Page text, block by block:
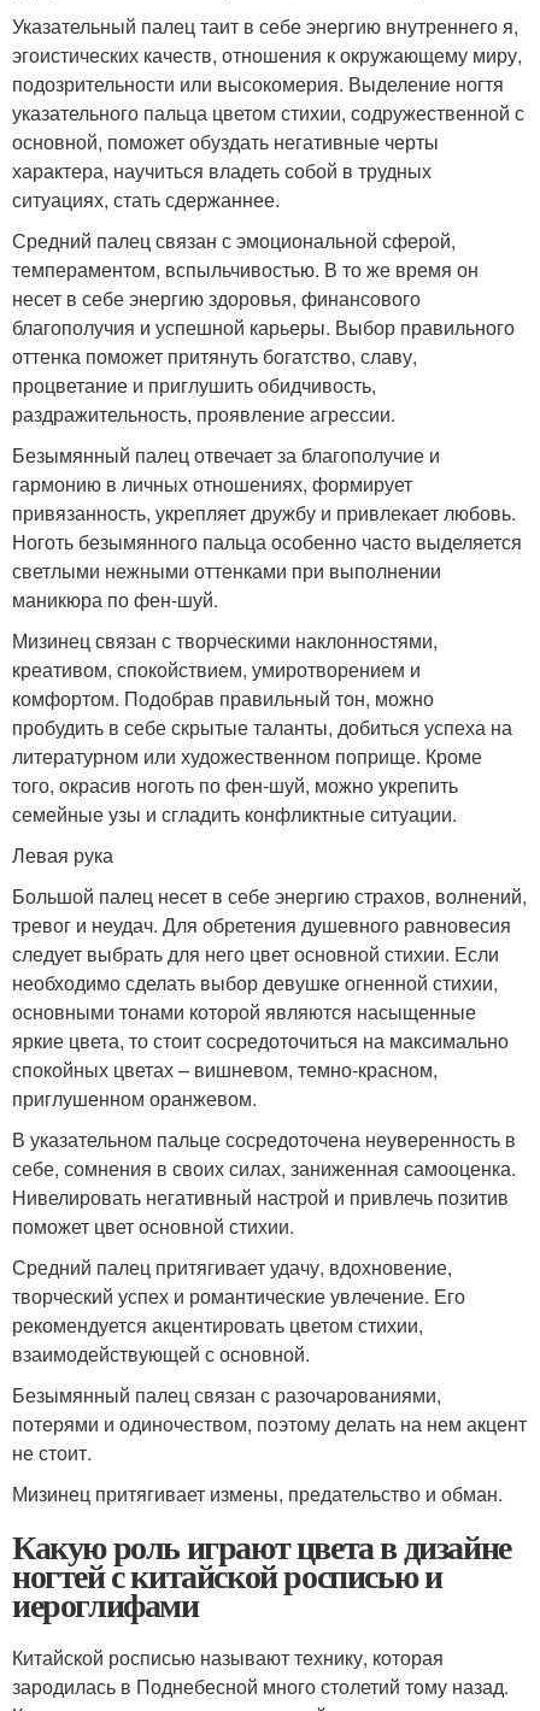
Указательный палец таит в себе энергию внутреннего я,
эгоистических качеств, отношения к окружающему миру,
подозрительности или высокомерия. Выделение ногтя
указательного пальца цветом стихии, содружественной с
основной, поможет обуздать негативные черты
характера, научиться владеть собой в трудных
ситуациях, стать сдержаннее.
Средний палец связан с эмоциональной сферой,
темпераментом, вспыльчивостью. В то же время он
несет в себе энергию здоровья, финансового
благополучия и успешной карьеры. Выбор правильного
оттенка поможет притянуть богатство, славу,
процветание и приглушить обидчивость,
раздражительность, проявление агрессии.
Безымянный палец отвечает за благополучие и
гармонию в личных отношениях, формирует
привязанность, укрепляет дружбу и привлекает любовь.
Ноготь безымянного пальца особенно часто выделяется
светлыми нежными оттенками при выполнении
маникюра по фен-шуй.
Мизинец связан с творческими наклонностями,
креативом, спокойствием, умиротворением и
комфортом. Подобрав правильный тон, можно
пробудить в себе скрытые таланты, добиться успеха на
литературном или художественном поприще. Кроме
того, окрасив ноготь по фен-шуй, можно укрепить
семейные узы и сгладить конфликтные ситуации.
Левая рука
Большой палец несет в себе энергию страхов, волнений,
тревог и неудач. Для обретения душевного равновесия
следует выбрать для него цвет основной стихии. Если
необходимо сделать выбор девушке огненной стихии,
основными тонами которой являются насыщенные
яркие цвета, то стоит сосредоточиться на максимально
спокойных цветах – вишневом, темно-красном,
приглушенном оранжевом.
В указательном пальце сосредоточена неуверенность в
себе, сомнения в своих силах, заниженная самооценка.
Нивелировать негативный настрой и привлечь позитив
поможет цвет основной стихии.
Средний палец притягивает удачу, вдохновение,
творческий успех и романтические увлечение. Его
рекомендуется акцентировать цветом стихии,
взаимодействующей с основной.
Безымянный палец связан с разочарованиями,
потерями и одиночеством, поэтому делать на нем акцент
не стоит.
Мизинец притягивает измены, предательство и обман.
Какую роль играют цвета в дизайне
ногтей с китайской росписью и
иероглифами
Китайской росписью называют технику, которая
зародилась в Поднебесной много столетий тому назад.